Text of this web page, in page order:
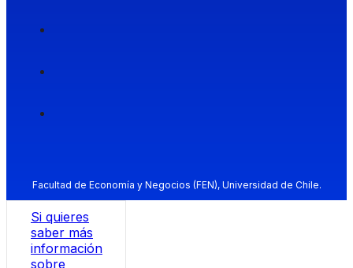
Facultad de Economía y Negocios (FEN), Universidad de Chile.
Si quieres
saber más
información
sobre